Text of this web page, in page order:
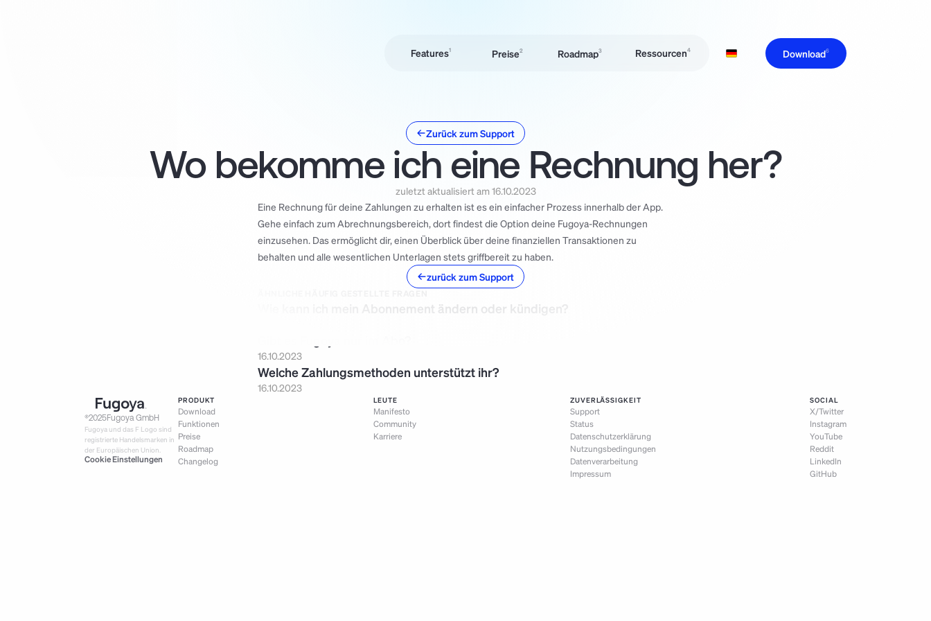
Features1
Angebote &
Rechnungen
Time Tracking
Preise2 Roadmap3 Ressourcen4 Download6
Download
Zurück zum Support
Wo bekomme ich eine Rechnung her?
zuletzt aktualisiert am 16.10.2023
Eine Rechnung für deine Zahlungen zu erhalten ist es ein einfacher Prozess innerhalb der App.
Gehe einfach zum Abrechnungsbereich, dort findest die Option deine Fugoya-Rechnungen
einzusehen. Das ermöglicht dir, einen Überblick über deine finanziellen Transaktionen zu
behalten und alle wesentlichen Unterlagen stets griffbereit zu haben.
zurück zum Support
Wie kann ich mein Abonnement ändern oder kündigen?
16.10.2023
Welche Zahlungsmethoden unterstützt ihr?
16.10.2023
®2025Fugoya GmbH
Fugoya und das F Logo sind
registrierte Handelsmarken in
der Europäischen Union.
Cookie Einstellungen
PRODUKT
Download
Funktionen
Preise
Roadmap
Changelog
LEUTE
Manifesto
Community
Karriere
ZUVERLÄSSIGKEIT
Support
Status
Datenschutzerklärung
Nutzungsbedingungen
Datenverarbeitung
Impressum
SOCIAL
X/Twitter
Instagram
YouTube
Reddit
LinkedIn
GitHub